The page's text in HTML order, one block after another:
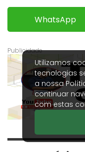
WhatsApp
Utilizamos
tecnologias
a nossa
continuar
com estas